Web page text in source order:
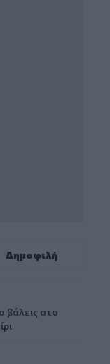
Δημοφιλή
βάλεις στο